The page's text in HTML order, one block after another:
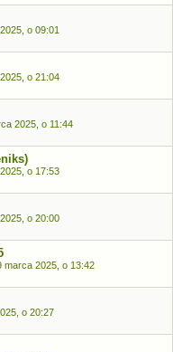
o 09:01
o 21:04
2025, o 11:44
o 17:53
o 20:00
marca 2025, o 13:42
o 20:27